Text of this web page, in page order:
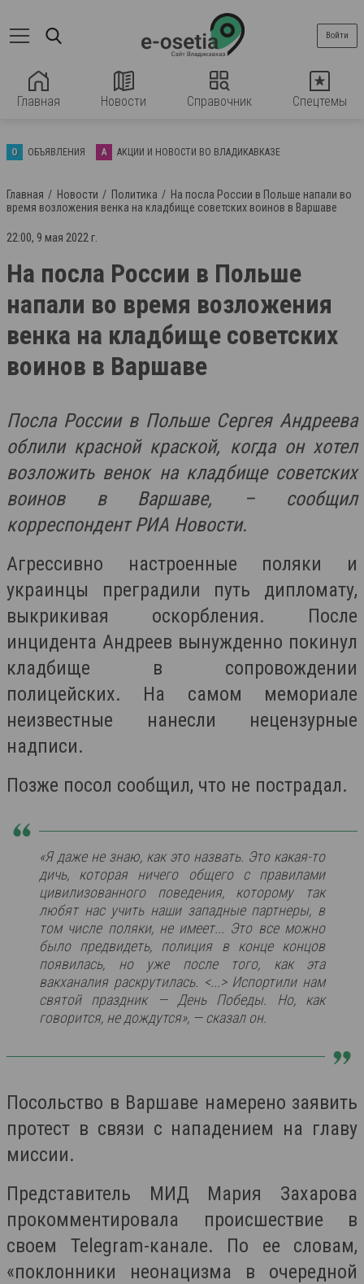
Главная Новости Справочник Спецтемы
Войти
О ОБЪЯВЛЕНИЯ А АКЦИИ И НОВОСТИ ВО ВЛАДИКАВКАЗЕ
Главная Новости Политика
На посла России в Польше напали во
время возложения венка на кладбище советских воинов в Варшаве
22:00, 9 мая 2022 г.
На посла России в Польше
напали во время возложения
венка на кладбище советских
воинов в Варшаве
Посла России в Польше Сергея Андреева
облили красной краской, когда он хотел
возложить венок на кладбище советских
воинов в Варшаве, – сообщил
корреспондент РИА Новости.
Агрессивно настроенные поляки и
украинцы преградили путь дипломату,
выкрикивая оскорбления. После
инцидента Андреев вынужденно покинул
кладбище в сопровождении
полицейских. На самом мемориале
неизвестные нанесли нецензурные
надписи.
Позже посол сообщил, что не пострадал.
«Я даже не знаю, как это назвать. Это какая-то
дичь, которая ничего общего с правилами
цивилизованного поведения, которому так
любят нас учить наши западные партнеры, в
том числе поляки, не имеет... Это все можно
было предвидеть, полиция в конце концов
появилась, но уже после того, как эта
вакханалия раскрутилась. <...> Испортили нам
святой праздник — День Победы. Но, как
говорится, не дождутся», — сказал он.
Посольство в Варшаве намерено заявить
протест в связи с нападением на главу
миссии.
Представитель МИД Мария Захарова
прокомментировала происшествие в
своем Telegram-канале. По ее словам,
«поклонники неонацизма в очередной